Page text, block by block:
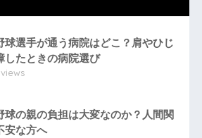
球選手が通う病院はどこ？肩やひじ
したときの病院選び
球の親の負担は大変なのか？人間関
安な方へ